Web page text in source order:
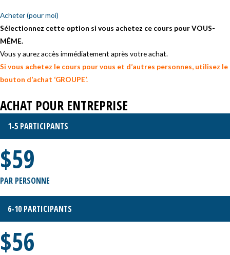
Acheter (pour moi)
Sélectionnez cette option si vous achetez ce cours pour VOUS-
MÊME.
Vous y aurez accès immédiatement après votre achat.
Si vous achetez le cours pour vous et d’autres personnes, utilisez le
bouton d’achat ‘GROUPE’.
ACHAT POUR ENTREPRISE
1-5 PARTICIPANTS
$59
PAR PERSONNE
6-10 PARTICIPANTS
$56